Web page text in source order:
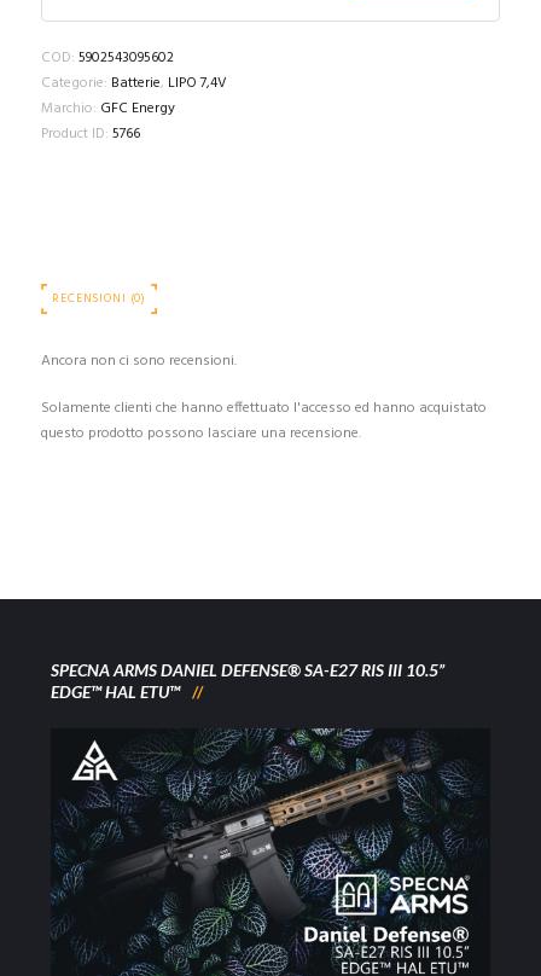
COD: 5902543095602
Categorie: Batterie, LIPO 7,4V
Marchio: GFC Energy
Product ID: 5766
RECENSIONI (0)
Ancora non ci sono recensioni.
Solamente clienti che hanno effettuato l'accesso ed hanno acquistato
questo prodotto possono lasciare una recensione.
SPECNA ARMS DANIEL DEFENSE® SA-E27 RIS III 10.5”
EDGE™ HAL ETU™